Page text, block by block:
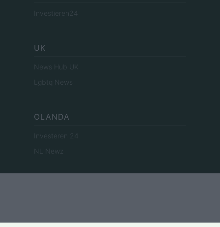
Investieren24
UK
News Hub UK
Lgbtq News
OLANDA
Investeren 24
NL Newz